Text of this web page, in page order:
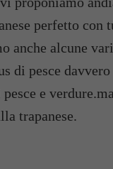
perfetto
anche alcune
di pesce
e
trapanese.